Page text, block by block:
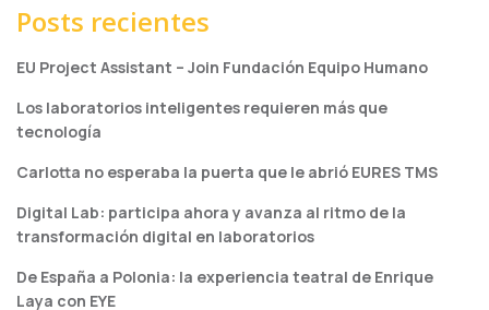
Posts recientes
EU Project Assistant – Join Fundación Equipo Humano
Los laboratorios inteligentes requieren más que
tecnología
Carlotta no esperaba la puerta que le abrió EURES TMS
Digital Lab: participa ahora y avanza al ritmo de la
transformación digital en laboratorios
De España a Polonia: la experiencia teatral de Enrique
Laya con EYE